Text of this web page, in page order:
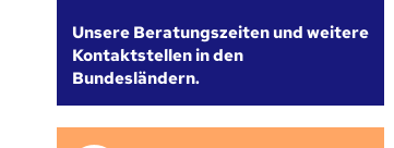
Unsere Beratungszeiten und weitere
Kontaktstellen in den
Bundesländern.